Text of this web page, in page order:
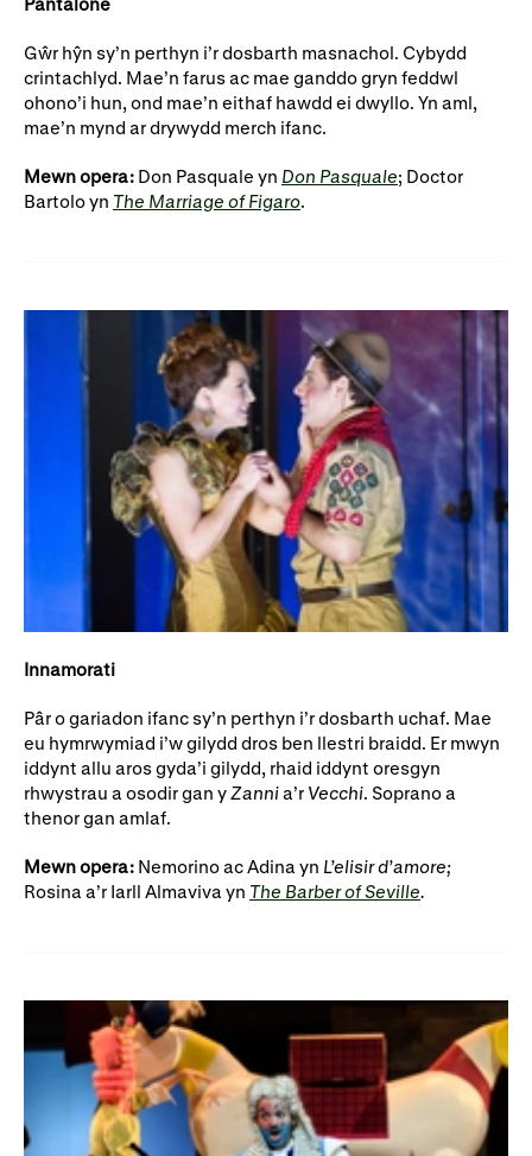
Gŵr hŷn sy’n perthyn i’r dosbarth masnachol. Cybydd
crintachlyd. Mae’n farus ac mae ganddo gryn feddwl
ohono’i hun, ond mae’n eithaf hawdd ei dwyllo. Yn aml,
mae’n mynd ar drywydd merch ifanc.
Mewn opera: Don Pasquale yn Don Pasquale; Doctor
Bartolo yn The Marriage of Figaro.
Innamorati
Pâr o gariadon ifanc sy’n perthyn i’r dosbarth uchaf. Mae
eu hymrwymiad i’w gilydd dros ben llestri braidd. Er mwyn
iddynt allu aros gyda’i gilydd, rhaid iddynt oresgyn
rhwystrau a osodir gan yZannia’r Vecchi. Soprano a
thenor gan amlaf.
Mewn opera: Nemorino ac Adina yn L’elisir d’amore;
Rosina a’r Iarll Almaviva yn The Barber of Seville.